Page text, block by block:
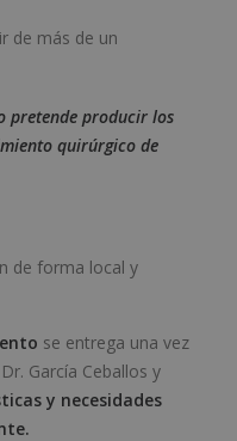
de más de un
pretende producir los
quirúrgico de
de forma local y
se entrega una vez
García Ceballos y
y necesidades